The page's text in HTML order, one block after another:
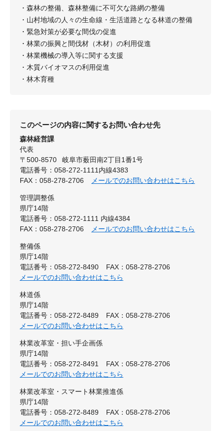
・森林の整備、森林整備に不可欠な路網の整備
・山村地域の人々の生命線・生活道路となる林道の整備
・緊急対策が必要な間伐の促進
・林業の振興と間伐材（木材）の利用促進
・林業機械の導入等に関する支援
・木質バイオマスの利用促進
・林木育種
このページの内容に関するお問い合わせ先
森林経営課
代表
〒500-8570
岐阜市薮田南2丁目1番1号
電話番号：058-272-1111内線4383
FAX：058-278-2706
メールでのお問い合わせはこちら
管理調整係
県庁14階
電話番号：058-272-1111 内線4384
FAX：058-278-2706
メールでのお問い合わせはこちら
整備係
県庁14階
電話番号：058-272-8490
FAX：058-278-2706
メールでのお問い合わせはこちら
林道係
県庁14階
電話番号：058-272-8489
FAX：058-278-2706
メールでのお問い合わせはこちら
林業改革室・担い手企画係
県庁14階
電話番号：058-272-8491
FAX：058-278-2706
メールでのお問い合わせはこちら
林業改革室・スマート林業推進係
県庁14階
電話番号：058-272-8489
FAX：058-278-2706
メールでのお問い合わせはこちら